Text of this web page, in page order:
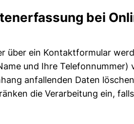
bei
über ein Kontaktformular
und Ihre Telefonnummer)
anfallenden Daten
die Verarbeitung ein,